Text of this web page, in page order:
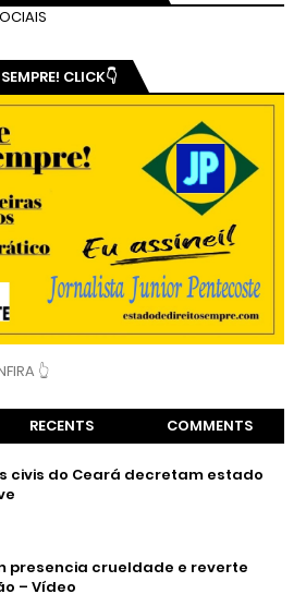
CLICK👇
👆
RECENTS COMMENTS
civis do Ceará decretam estado
presencia crueldade e reverte
– Vídeo